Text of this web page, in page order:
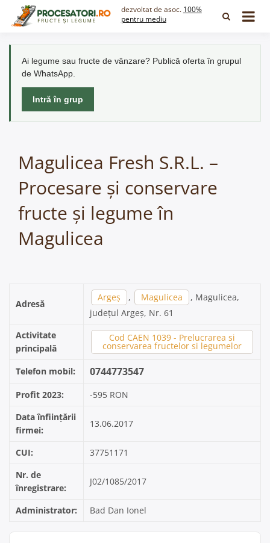
dezvoltat de asoc. 100%
pentru mediu
Ai legume sau fructe de vânzare? Publică oferta în grupul
de WhatsApp.
Intră în grup
Magulicea Fresh S.R.L. –
Procesare și conservare
fructe și legume în
Magulicea
Adresă
Argeș , Magulicea
, Magulicea,
județul Argeș, Nr. 61
Activitate
principală
Cod CAEN 1039 - Prelucrarea si
conservarea fructelor si legumelor
Telefon mobil: 0744773547
Profit 2023:
-595 RON
Data înființării
firmei:
13.06.2017
CUI:
37751171
Nr. de
înregistrare:
J02/1085/2017
Administrator: Bad Dan Ionel